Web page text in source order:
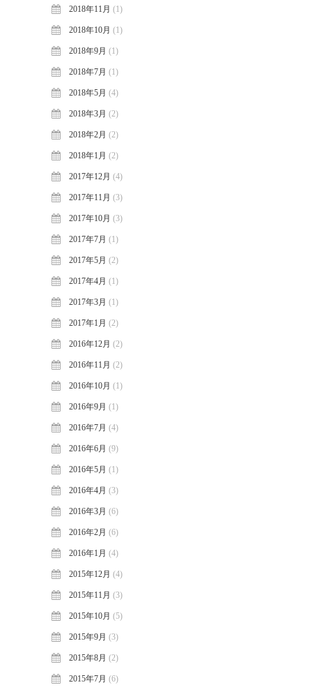
2018年11月 (1)
2018年10月 (1)
2018年9月 (1)
2018年7月 (1)
2018年5月 (4)
2018年3月 (2)
2018年2月 (2)
2018年1月 (2)
2017年12月 (4)
2017年11月 (3)
2017年10月 (3)
2017年7月 (1)
2017年5月 (2)
2017年4月 (1)
2017年3月 (1)
2017年1月 (2)
2016年12月 (2)
2016年11月 (2)
2016年10月 (1)
2016年9月 (1)
2016年7月 (4)
2016年6月 (9)
2016年5月 (1)
2016年4月 (3)
2016年3月 (6)
2016年2月 (6)
2016年1月 (4)
2015年12月 (4)
2015年11月 (3)
2015年10月 (5)
2015年9月 (3)
2015年8月 (2)
2015年7月 (6)